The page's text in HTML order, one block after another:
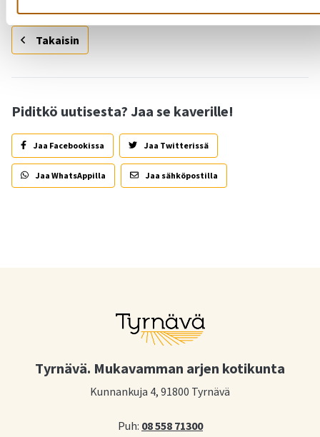
Takaisin
Piditkö uutisesta? Jaa se kaverille!
Jaa Facebookissa Jaa Twitterissä
Jaa WhatsAppilla Jaa sähköpostilla
Tyrnävä. Mukavamman arjen kotikunta
Kunnankuja 4, 91800 Tyrnävä
Puh: 08 558 71300